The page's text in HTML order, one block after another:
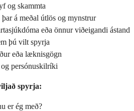
og skammta
á meðal útlös og mynstrur
eða önnur viðeigandi ástand
þú vilt spyrja
eða læknisgögn
persónuskilríki
spyrja:
er ég með?